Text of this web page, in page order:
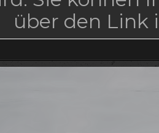
über den Link